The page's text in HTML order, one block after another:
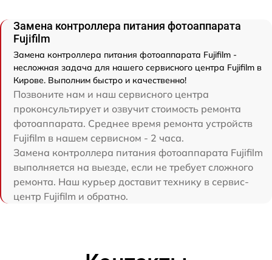
Замена контроллера питания фотоаппарата
Fujifilm
Замена контроллера питания фотоаппарата Fujifilm -
несложная задача для нашего сервисного центра Fujifilm в
Кирове. Выполним быстро и качественно!
Позвоните нам и наш сервисного центра
проконсультирует и озвучит стоимость ремонта
фотоаппарата. Среднее время ремонта устройств
Fujifilm в нашем сервисном - 2 часа.
Замена контроллера питания фотоаппарата Fujifilm
выполняется на выезде, если не требует сложного
ремонта. Наш курьер доставит технику в сервис-
центр Fujifilm и обратно.